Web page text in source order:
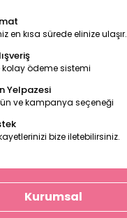
en kısa sürede elinize ulaşır.
kolay ödeme sistemi
Yelpazesi
ve kampanya seçeneği
bize iletebilirsiniz.
Kurumsal